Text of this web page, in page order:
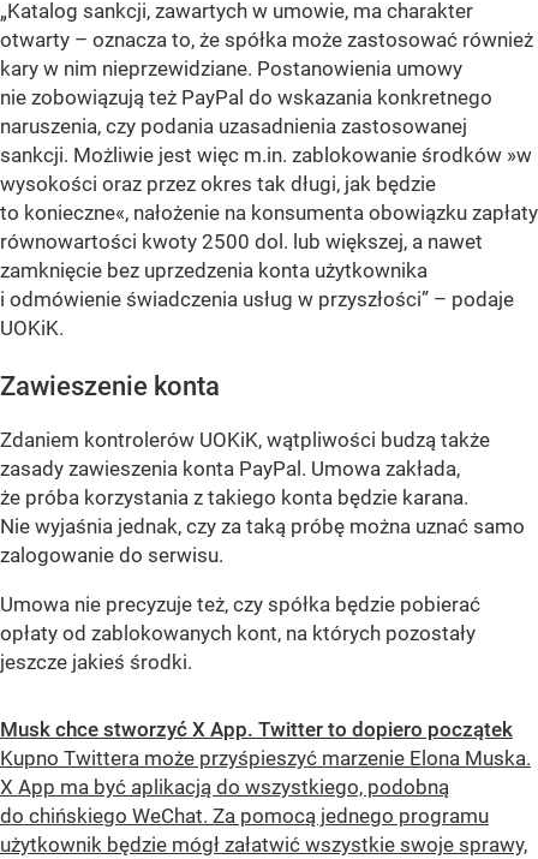
„Katalog sankcji, zawartych w umowie, ma charakter
otwarty – oznacza to, że spółka może zastosować również
kary w nim nieprzewidziane. Postanowienia umowy
nie zobowiązują też PayPal do wskazania konkretnego
naruszenia, czy podania uzasadnienia zastosowanej
sankcji. Możliwie jest więc m.in. zablokowanie środków »w
wysokości oraz przez okres tak długi, jak będzie
to konieczne«, nałożenie na konsumenta obowiązku zapłaty
równowartości kwoty 2500 dol. lub większej, a nawet
zamknięcie bez uprzedzenia konta użytkownika
i odmówienie świadczenia usług w przyszłości” – podaje
UOKiK.
Zawieszenie konta
Zdaniem kontrolerów UOKiK, wątpliwości budzą także
zasady zawieszenia konta PayPal. Umowa zakłada,
że próba korzystania z takiego konta będzie karana.
Nie wyjaśnia jednak, czy za taką próbę można uznać samo
zalogowanie do serwisu.
Umowa nie precyzuje też, czy spółka będzie pobierać
opłaty od zablokowanych kont, na których pozostały
jeszcze jakieś środki.
Musk chce stworzyć X App. Twitter to dopiero początek
Kupno Twittera może przyśpieszyć marzenie Elona Muska.
X App ma być aplikacją do wszystkiego, podobną
do chińskiego WeChat. Za pomocą jednego programu
użytkownik będzie mógł załatwić wszystkie swoje sprawy,